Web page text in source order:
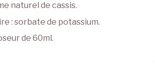
naturel de cassis.
: sorbate de potassium.
de 60ml.